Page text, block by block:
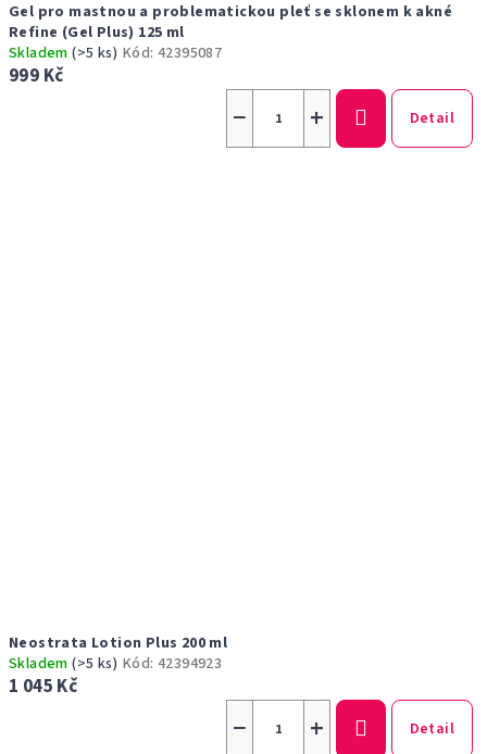
Gel pro mastnou a problematickou pleť se sklonem k akné
Refine (Gel Plus) 125 ml
Skladem(>5 ks) Kód:42395087
999 Kč
+
− Detail
Neostrata Lotion Plus 200 ml
Skladem(>5 ks) Kód:42394923
1 045 Kč
+
− Detail